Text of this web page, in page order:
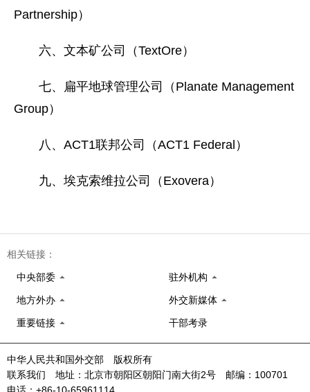
Partnership）
六、文本矿公司（TextOre）
七、扁平地球管理公司（Planate Management
Group）
八、ACT1联邦公司（ACT1 Federal）
九、埃克索维拉公司（Exovera）
相关链接：
中央部委 驻外机构
地方外办 外交新媒体
重要链接 干部考录
中华人民共和国外交部 版权所有
联系我们 地址：北京市朝阳区朝阳门南大街2号 邮编：100701